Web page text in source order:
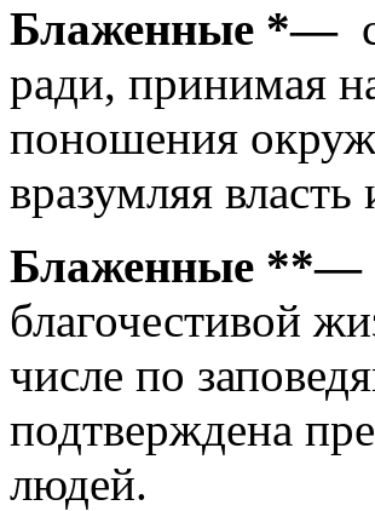
Блаженные *—
ради, принимая
поношения
вразумляя
Блаженные **—
благочестивой
числе по
подтверждена
людей.